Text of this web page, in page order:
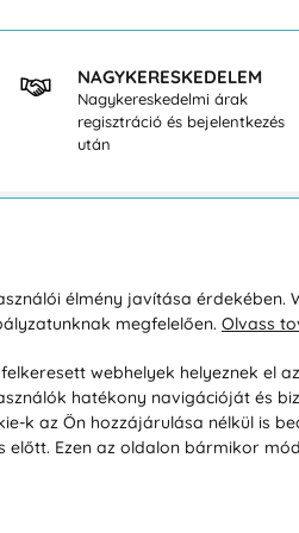
NAGYKERESKEDELEM
Nagykereskedelmi árak
regisztráció és bejelentkezés
után
Reklamáció / Áru visszaküldése
Szállítás és fizetés
Üzleti feltételek
Visszaküldési politika
élmény javítása érdekében.
megfelelően. Olvass
webhelyek helyeznek el
hatékony navigációját és
k az Ön hozzájárulása nélkül is
előtt. Ezen az oldalon bármikor